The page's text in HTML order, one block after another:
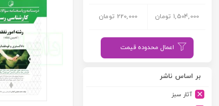
220,000 تومان 1,504,000 تومان
اعمال محدوده قیمت
بر اساس ناشر
آثار سبز